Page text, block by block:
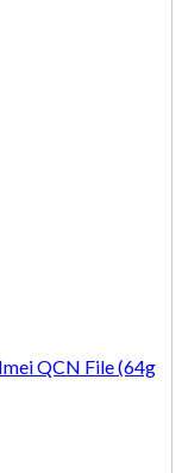
QCN File (64g